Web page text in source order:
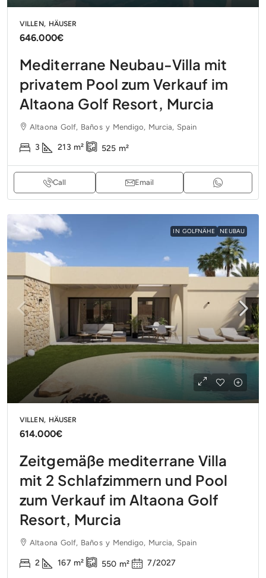
VILLEN, HÄUSER
646.000€
Mediterrane Neubau-Villa mit
privatem Pool zum Verkauf im
Altaona Golf Resort, Murcia
Altaona Golf, Baños y Mendigo, Murcia, Spain
3 213 m² 525 m²
Call Email
IN GOLFNÄHE NEUBAU
VILLEN, HÄUSER
614.000€
Zeitgemäße mediterrane Villa
mit 2 Schlafzimmern und Pool
zum Verkauf im Altaona Golf
Resort, Murcia
Altaona Golf, Baños y Mendigo, Murcia, Spain
2 167 m² 550 m² 7/2027